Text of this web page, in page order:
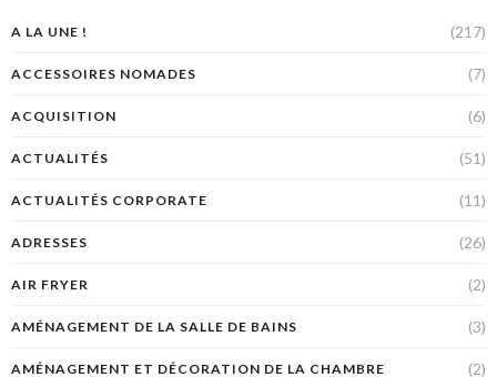
A LA UNE ! (217)
ACCESSOIRES NOMADES (7)
ACQUISITION (6)
ACTUALITÉS (51)
ACTUALITÉS CORPORATE (11)
ADRESSES (26)
AIR FRYER (2)
AMÉNAGEMENT DE LA SALLE DE BAINS (3)
AMÉNAGEMENT ET DÉCORATION DE LA CHAMBRE (2)